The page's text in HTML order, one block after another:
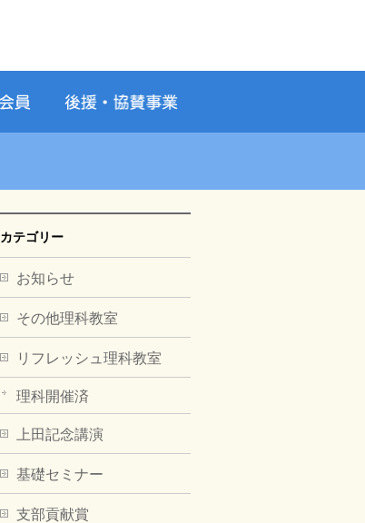
カテゴリー
お知らせ
その他理科教室
リフレッシュ理科教室
理科開催済
上田記念講演
基礎セミナー
支部貢献賞